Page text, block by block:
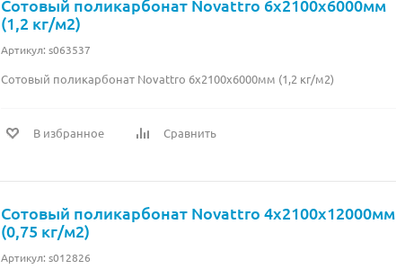
Сотовый поликарбонат Novattro 6х2100х6000мм
(1,2 кг/м2)
Артикул: s063537
Сотовый поликарбонат Novattro 6х2100х6000мм (1,2 кг/м2)
В избранное Сравнить
Сотовый поликарбонат Novattro 4х2100х12000мм
(0,75 кг/м2)
Артикул: s012826